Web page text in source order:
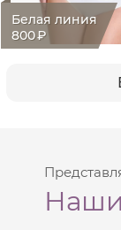
Белая линия
800₽